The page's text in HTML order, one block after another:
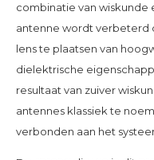
combinatie van wiskunde
antenne wordt verbeterd
lens te plaatsen van
dielektrische
resultaat van zuiver
antennes klassiek te
verbonden aan het